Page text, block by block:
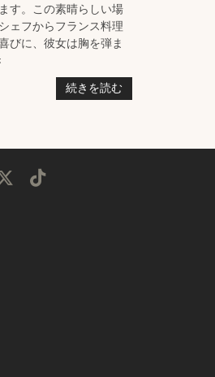
す。この素晴らしい場
ェフからフランス料理
びに、彼女は胸を弾ま
続きを読む